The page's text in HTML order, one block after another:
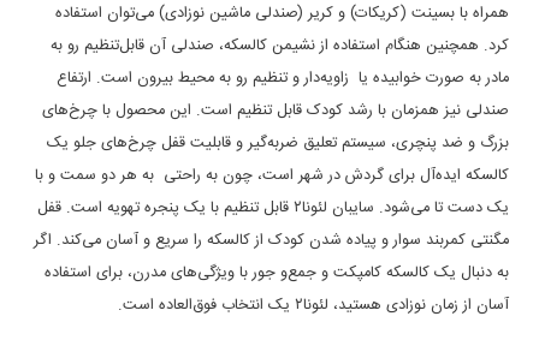
همراه با بسینت (کریکات) و کریر (صندلی ماشین نوزادی) می‌توان استفاده
کرد. همچنین هنگام استفاده از نشیمن کالسکه، صندلی آن قابل‌تنظیم رو به
مادر به صورت خوابیده یا زاویه‌دار و تنظیم رو به محیط بیرون است. ارتفاع
صندلی نیز همزمان با رشد کودک قابل تنظیم است. این محصول با چرخ‌های
بزرگ و ضد پنچری، سیستم تعلیق ضربه‌گیر و قابلیت قفل چرخ‌های جلو یک
کالسکه ایده‌آل برای گردش در شهر است، چون به راحتی به هر دو سمت و با
یک دست تا می‌شود. سایبان لئونا۲ قابل تنظیم با یک پنجره تهویه است. قفل
مگنتی کمربند سوار و پیاده شدن کودک از کالسکه را سریع و آسان می‌کند. اگر
به دنبال یک کالسکه کامپکت و جمع‌و جور با ویژگی‌های مدرن، برای استفاده
آسان از زمان نوزادی هستید، لئونا۲ یک انتخاب فوق‌العاده است.